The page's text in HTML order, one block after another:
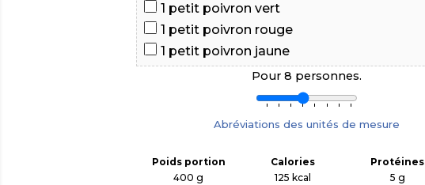
1 petit poivron vert
1 petit poivron rouge
1 petit poivron jaune
Pour 8 personnes.
Abréviations des unités de mesure
Poids portion Calories Protéines
400 g
125 kcal 5 g